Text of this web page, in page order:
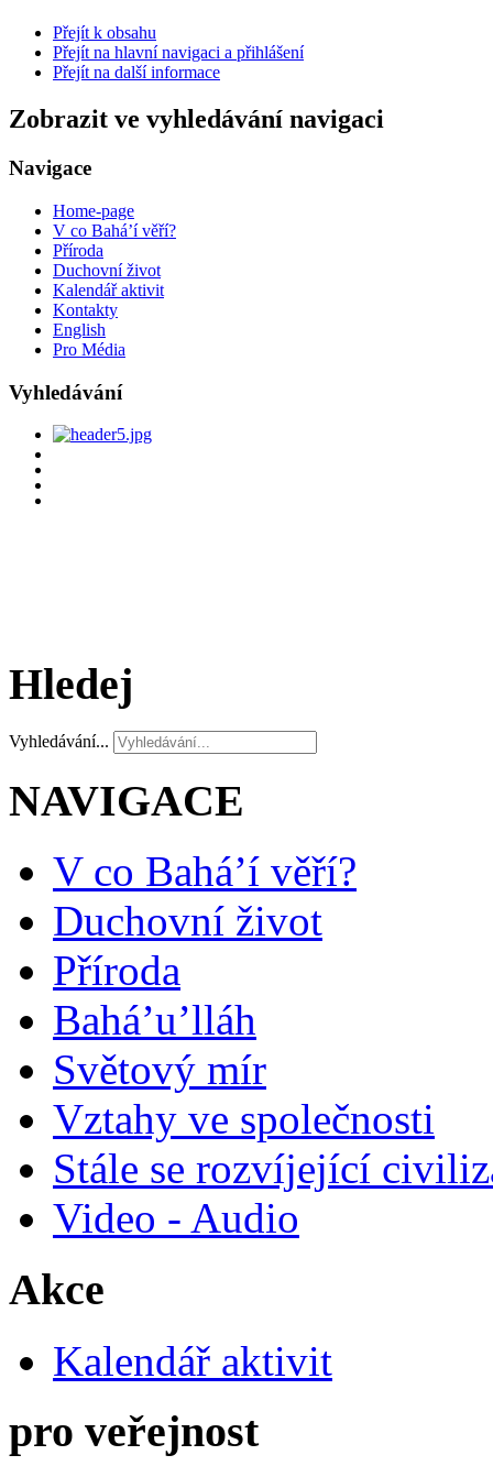
Přejít k obsahu
Přejít na hlavní navigaci a přihlášení
Přejít na další informace
Zobrazit ve vyhledávání navigaci
Navigace
Home-page
V co Bahá’í věří?
Příroda
Duchovní život
Kalendář aktivit
Kontakty
English
Pro Média
Vyhledávání
Hledej
Vyhledávání...
NAVIGACE
V co Bahá’í věří?
Duchovní život
Příroda
Bahá’u’lláh
Světový mír
Vztahy ve společnosti
Stále se rozvíjející
Video - Audio
Akce
Kalendář aktivit
pro veřejnost